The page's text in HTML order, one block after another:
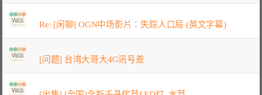
Re: [闲聊] OGN中场影片：失踪人口局 (英文字幕)
[问题] 台湾大哥大4G讯号差